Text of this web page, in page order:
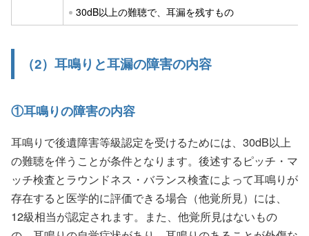
30dB以上の難聴で、耳漏を残すもの
（2）耳鳴りと耳漏の障害の内容
①耳鳴りの障害の内容
耳鳴りで後遺障害等級認定を受けるためには、30dB以上
の難聴を伴うことが条件となります。後述するピッチ・マ
ッチ検査とラウンドネス・バランス検査によって耳鳴りが
存在すると医学的に評価できる場合（他覚所見）には、
12級相当が認定されます。また、他覚所見はないもの